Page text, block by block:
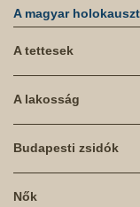
A magyar holokauszt
A tettesek
A lakosság
Budapesti zsidók
Nők